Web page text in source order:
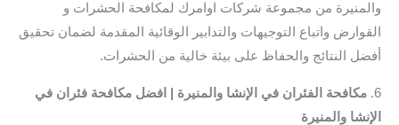
والمنيرة من مجموعة شركات اوامرك لمكافحة الحشرات و
القوارض واتباع التوجيهات والتدابير الوقائية المقدمة لضمان تحقيق
أفضل النتائج والحفاظ على بيئة خالية من الحشرات.
6. مكافحة الفئران في الإنشا والمنيرة | افضل مكافحة فئران في
الإنشا والمنيرة